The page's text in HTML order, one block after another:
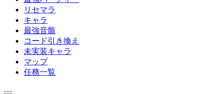
リセマラ
キャラ
最強音骸
コード引き換え
未実装キャラ
マップ
任務一覧